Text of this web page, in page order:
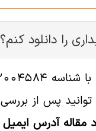
را دانلود کنم؟
پس از بررسی
مقاله آدرس